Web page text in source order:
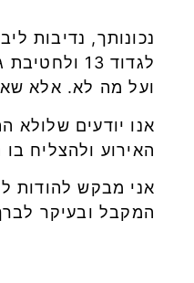
לגדוד 13
ועל מה לא. אלא
אנו יודעים שלולא
האירוע ולהצליח
אני מבקש להודות
המקבל ובעיקר